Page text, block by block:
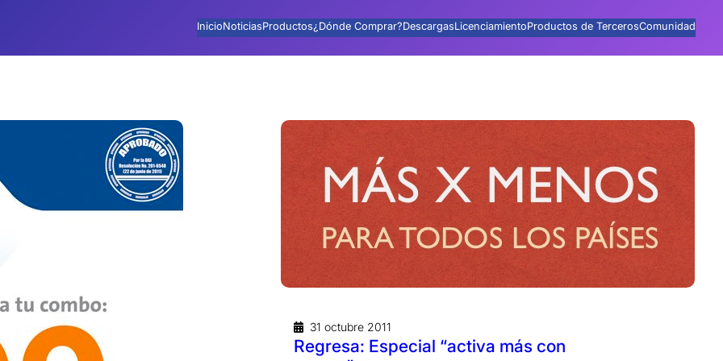
InicioNoticiasProductos¿Dónde Comprar?DescargasLicenciamientoProductos de TercerosComunidad
31 octubre 2011
Regresa: Especial “activa más con